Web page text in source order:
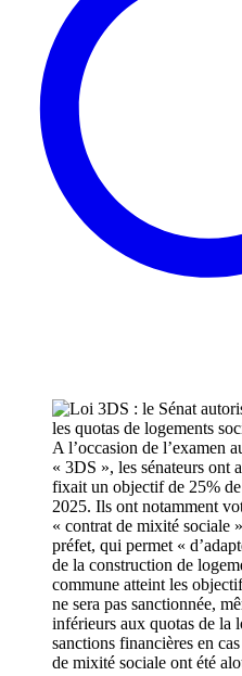
A l’occasion de l’examen
« 3DS », les sénateurs ont
fixait un objectif de 25%
2025. Ils ont notamment
« contrat de mixité sociale
préfet, qui permet «
de la construction de
commune atteint les
ne sera pas sanctionnée,
inférieurs aux quotas de la
sanctions financières en
de mixité sociale ont été